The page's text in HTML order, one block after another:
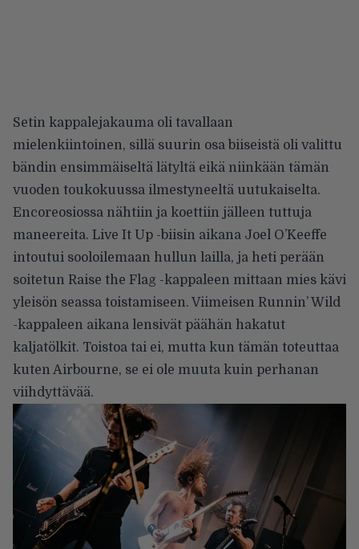
Setin kappalejakauma oli tavallaan
mielenkiintoinen, sillä suurin osa biiseistä oli valittu
bändin ensimmäiseltä lätyltä eikä niinkään tämän
vuoden toukokuussa ilmestyneeltä uutukaiselta.
Encoreosiossa nähtiin ja koettiin jälleen tuttuja
maneereita. Live It Up -biisin aikana Joel O’Keeffe
intoutui sooloilemaan hullun lailla, ja heti perään
soitetun Raise the Flag -kappaleen mittaan mies kävi
yleisön seassa toistamiseen. Viimeisen Runnin’ Wild
-kappaleen aikana lensivät päähän hakatut
kaljatölkit. Toistoa tai ei, mutta kun tämän toteuttaa
kuten Airbourne, se ei ole muuta kuin perhanan
viihdyttävää.